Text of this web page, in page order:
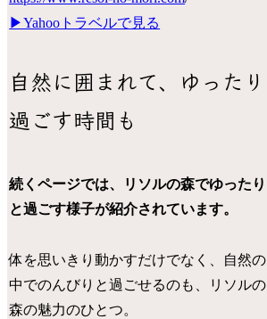
▶︎Yahooトラベルで見る
自然に囲まれて、ゆったり
過ごす時間も
続くページでは、リソルの森でゆったり
と過ごす様子が紹介されています。
体を思いきり動かすだけでなく、自然の
中でのんびりと過ごせるのも、リソルの
森の魅力のひとつ。